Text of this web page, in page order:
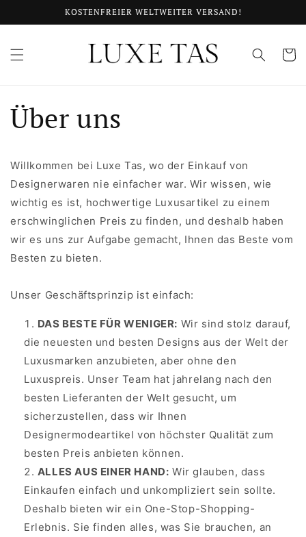
Inhalt
KOSTENFREIER WELTWEITER VERSAND!
Über uns
Willkommen bei Luxe Tas, wo der Einkauf von
Designerwaren nie einfacher war. Wir wissen, wie
wichtig es ist, hochwertige Luxusartikel zu einem
erschwinglichen Preis zu finden, und deshalb haben
wir es uns zur Aufgabe gemacht, Ihnen das Beste vom
Besten zu bieten.
Unser Geschäftsprinzip ist einfach:
DAS BESTE FÜR WENIGER: Wir sind stolz darauf,
die neuesten und besten Designs aus der Welt der
Luxusmarken anzubieten, aber ohne den
Luxuspreis. Unser Team hat jahrelang nach den
besten Lieferanten der Welt gesucht, um
sicherzustellen, dass wir Ihnen
Designermodeartikel von höchster Qualität zum
besten Preis anbieten können.
ALLES AUS EINER HAND: Wir glauben, dass
Einkaufen einfach und unkompliziert sein sollte.
Deshalb bieten wir ein One-Stop-Shopping-
Erlebnis. Sie finden alles, was Sie brauchen, an